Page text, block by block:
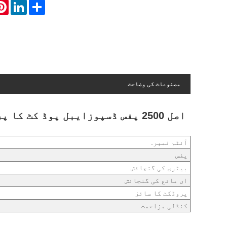
LinkedIn Share
مصنوعات کی وضاحت
اصل 2500 پفس ڈسپوزایبل پوڈ کٹ کا پروڈکٹ پیرامیٹر (تفصیل)
آئٹم نمبر.
پفس
بیٹری کی گنجائش
ای مائع کی گنجائش
پروڈکٹ کا سائز
کنڈلی مزاحمت